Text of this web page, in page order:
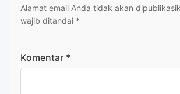
Alamat email Anda tidak akan
wajib ditandai *
Komentar *